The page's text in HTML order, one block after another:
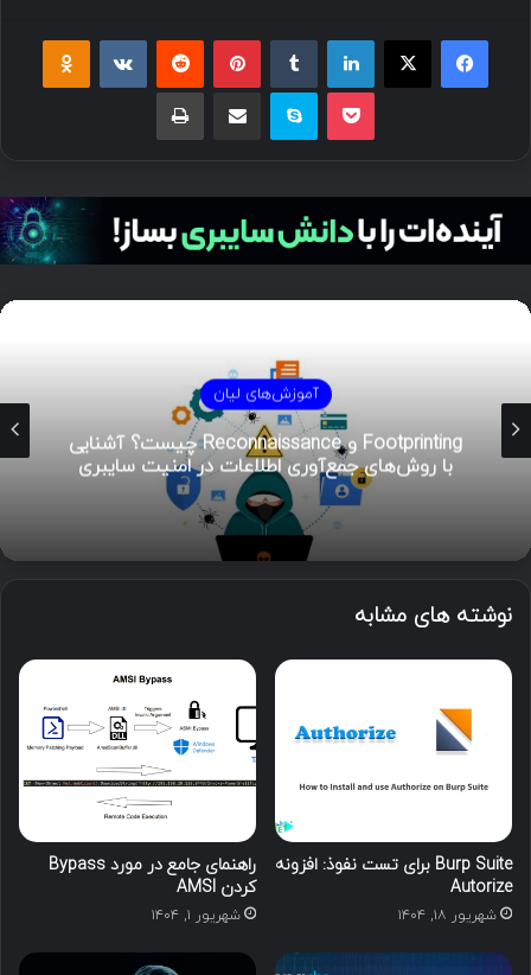
آموزش‌های لیان
هوش تهدیدات سایبری (CTI)؛ راهنمای جامع از
تحلیل تا مدیریت رخداد
نوشته های مشابه
Burp Suite برای تست نفوذ: افزونه
Autorize
شهریور ۱۸, ۱۴۰۴
راهنمای جامع در مورد Bypass
کردن AMSI
شهریور ۱, ۱۴۰۴